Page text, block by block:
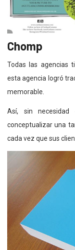
Chomp
Todas las agencias
esta agencia logró
memorable.
Así, sin
conceptualizar una
cada vez que sus